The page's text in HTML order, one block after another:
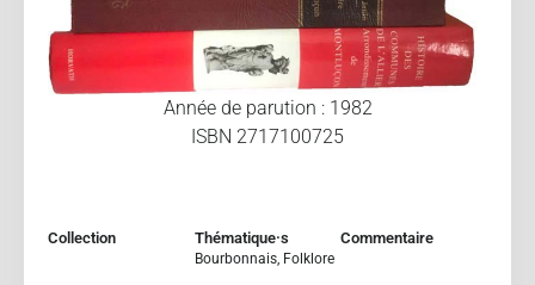
Année de parution : 1982
ISBN 2717100725
Collection Thématique·s
Bourbonnais, Folklore
Commentaire